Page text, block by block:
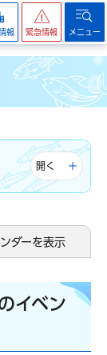
報 緊急情報 メニュー
開く
ダーを表示
イベン